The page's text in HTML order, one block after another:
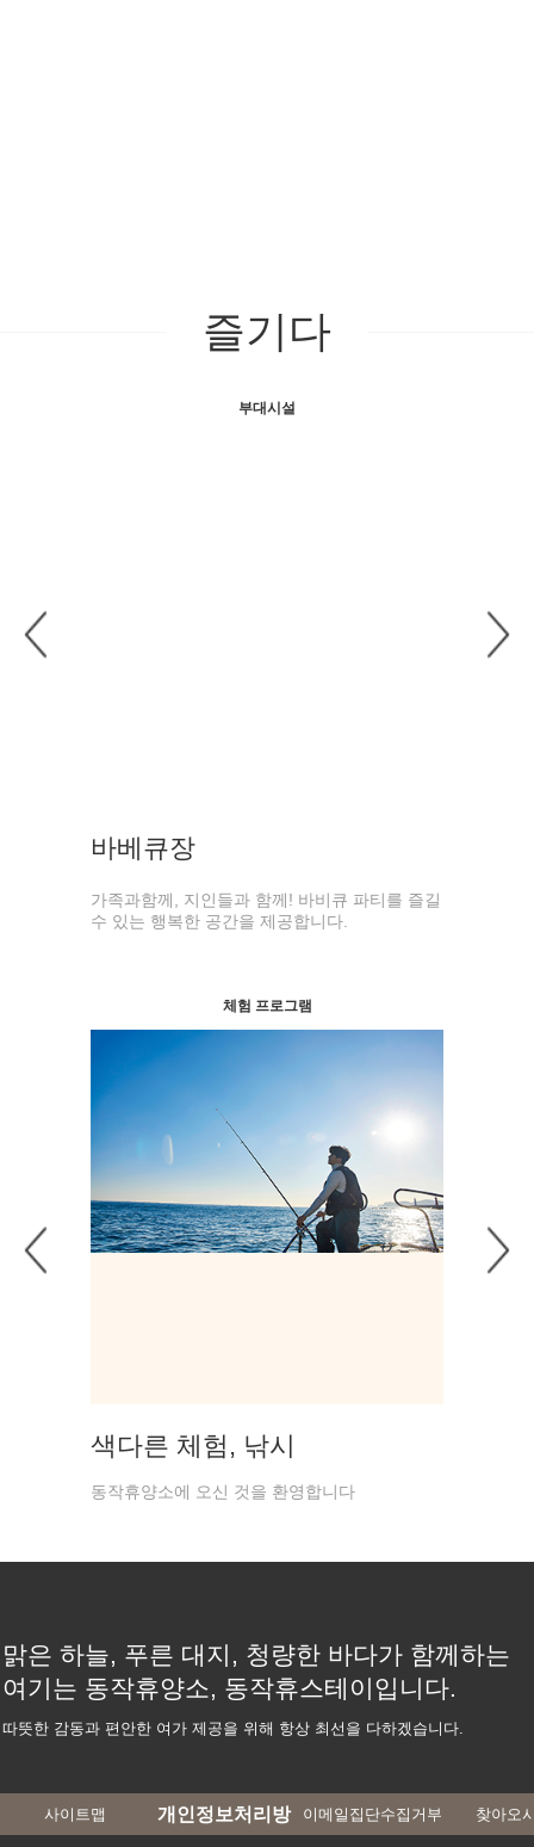
즐기다
부대시설
노래방
즐거워서 더욱 행복한 시간을 공유할 수 있는 특
별한 방을 제공합니다.
체험 프로그램
Happy 트레킹
동작휴양소에 오신 것을 환영합니다
맑은 하늘, 푸른 대지, 청량한 바다가 함께하는
여기는 동작휴양소, 동작휴스테이입니다.
따뜻한 감동과 편안한 여가 제공을 위해 항상 최선을 다하겠습니다.
사이트맵 개인정보처리방 이메일집단수집거부 찾아오